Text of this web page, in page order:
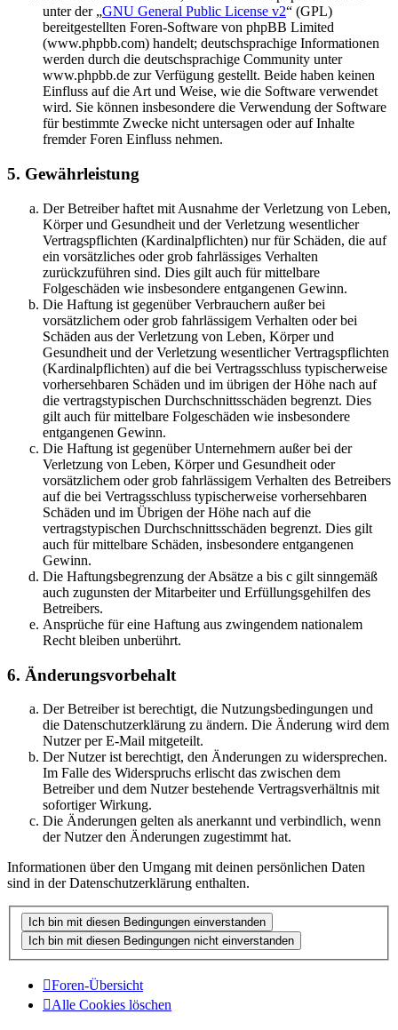
unter der „GNU General Public License v2“ (GPL)
bereitgestellten Foren-Software von phpBB Limited
(www.phpbb.com) handelt; deutschsprachige Informationen
werden durch die deutschsprachige Community unter
www.phpbb.de zur Verfügung gestellt. Beide haben keinen
Einfluss auf die Art und Weise, wie die Software verwendet
wird. Sie können insbesondere die Verwendung der Software
für bestimmte Zwecke nicht untersagen oder auf Inhalte
fremder Foren Einfluss nehmen.
5. Gewährleistung
Der Betreiber haftet mit Ausnahme der Verletzung von Leben,
Körper und Gesundheit und der Verletzung wesentlicher
Vertragspflichten (Kardinalpflichten) nur für Schäden, die auf
ein vorsätzliches oder grob fahrlässiges Verhalten
zurückzuführen sind. Dies gilt auch für mittelbare
Folgeschäden wie insbesondere entgangenen Gewinn.
Die Haftung ist gegenüber Verbrauchern außer bei
vorsätzlichem oder grob fahrlässigem Verhalten oder bei
Schäden aus der Verletzung von Leben, Körper und
Gesundheit und der Verletzung wesentlicher Vertragspflichten
(Kardinalpflichten) auf die bei Vertragsschluss typischerweise
vorhersehbaren Schäden und im übrigen der Höhe nach auf
die vertragstypischen Durchschnittsschäden begrenzt. Dies
gilt auch für mittelbare Folgeschäden wie insbesondere
entgangenen Gewinn.
Die Haftung ist gegenüber Unternehmern außer bei der
Verletzung von Leben, Körper und Gesundheit oder
vorsätzlichem oder grob fahrlässigem Verhalten des Betreibers
auf die bei Vertragsschluss typischerweise vorhersehbaren
Schäden und im Übrigen der Höhe nach auf die
vertragstypischen Durchschnittsschäden begrenzt. Dies gilt
auch für mittelbare Schäden, insbesondere entgangenen
Gewinn.
Die Haftungsbegrenzung der Absätze a bis c gilt sinngemäß
auch zugunsten der Mitarbeiter und Erfüllungsgehilfen des
Betreibers.
Ansprüche für eine Haftung aus zwingendem nationalem
Recht bleiben unberührt.
6. Änderungsvorbehalt
Der Betreiber ist berechtigt, die Nutzungsbedingungen und
die Datenschutzerklärung zu ändern. Die Änderung wird dem
Nutzer per E-Mail mitgeteilt.
Der Nutzer ist berechtigt, den Änderungen zu widersprechen.
Im Falle des Widerspruchs erlischt das zwischen dem
Betreiber und dem Nutzer bestehende Vertragsverhältnis mit
sofortiger Wirkung.
Die Änderungen gelten als anerkannt und verbindlich, wenn
der Nutzer den Änderungen zugestimmt hat.
Informationen über den Umgang mit deinen persönlichen Daten
sind in der Datenschutzerklärung enthalten.
Foren-Übersicht
Alle Cookies löschen